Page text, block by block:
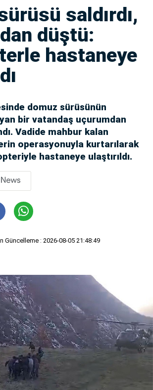
saldırdı,
düştü:
hastaneye
domuz sürüsünün
bir vatandaş uçurumdan
Vadide mahbur kalan
operasyonuyla kurtarılarak
hastaneye ulaştırıldı.
Güncelleme : 2026-08-05 21:48:49